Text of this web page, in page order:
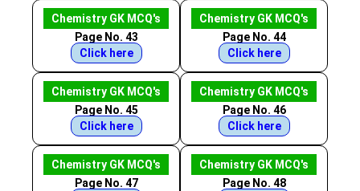
Chemistry GK MCQ's
Page No. 43
Click here
Chemistry GK MCQ's
Page No. 44
Click here
Chemistry GK MCQ's
Page No. 45
Click here
Chemistry GK MCQ's
Page No. 46
Click here
Chemistry GK MCQ's
Page No. 47
Chemistry GK MCQ's
Page No. 48